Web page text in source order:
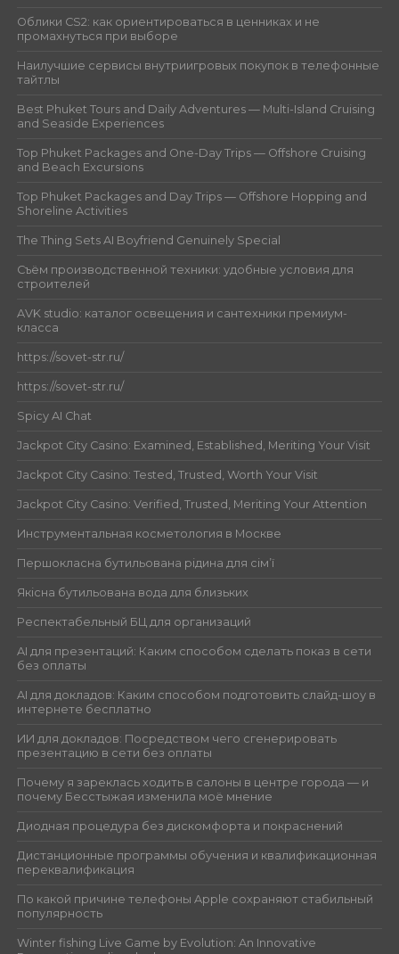
Облики CS2: как ориентироваться в ценниках и не
промахнуться при выборе
Наилучшие сервисы внутриигровых покупок в телефонные
тайтлы
Best Phuket Tours and Daily Adventures — Multi-Island Cruising
and Seaside Experiences
Top Phuket Packages and One-Day Trips — Offshore Cruising
and Beach Excursions
Top Phuket Packages and Day Trips — Offshore Hopping and
Shoreline Activities
The Thing Sets AI Boyfriend Genuinely Special
Съём производственной техники: удобные условия для
строителей
AVK studio: каталог освещения и сантехники премиум-
класса
https://sovet-str.ru/
https://sovet-str.ru/
Spicy AI Chat
Jackpot City Casino: Examined, Established, Meriting Your Visit
Jackpot City Casino: Tested, Trusted, Worth Your Visit
Jackpot City Casino: Verified, Trusted, Meriting Your Attention
Инструментальная косметология в Москве
Першокласна бутильована рідина для сім’ї
Якісна бутильована вода для близьких
Респектабельный БЦ для организаций
AI для презентаций: Каким способом сделать показ в сети
без оплаты
AI для докладов: Каким способом подготовить слайд-шоу в
интернете бесплатно
ИИ для докладов: Посредством чего сгенерировать
презентацию в сети без оплаты
Почему я зареклась ходить в салоны в центре города — и
почему Бесстыжая изменила моё мнение
Диодная процедура без дискомфорта и покраснений
Дистанционные программы обучения и квалификационная
переквалификация
По какой причине телефоны Apple сохраняют стабильный
популярность
Winter fishing Live Game by Evolution: An Innovative